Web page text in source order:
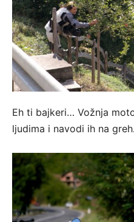
Eh ti bajkeri… Vožnja
ljudima i navodi ih na greh.